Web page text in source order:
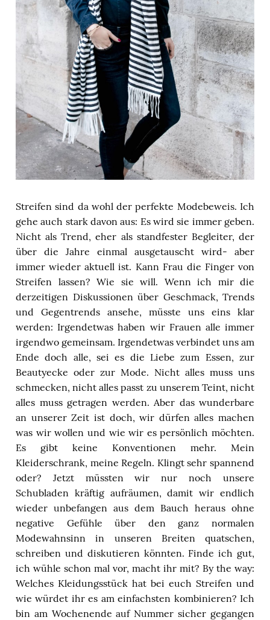
Streifen sind da wohl der perfekte Modebeweis. Ich
gehe auch stark davon aus: Es wird sie immer geben.
Nicht als Trend, eher als standfester Begleiter, der
über die Jahre einmal ausgetauscht wird- aber
immer wieder aktuell ist. Kann Frau die Finger von
Streifen lassen? Wie sie will. Wenn ich mir die
derzeitigen Diskussionen über Geschmack, Trends
und Gegentrends ansehe, müsste uns eins klar
werden: Irgendetwas haben wir Frauen alle immer
irgendwo gemeinsam. Irgendetwas verbindet uns am
Ende doch alle, sei es die Liebe zum Essen, zur
Beautyecke oder zur Mode. Nicht alles muss uns
schmecken, nicht alles passt zu unserem Teint, nicht
alles muss getragen werden. Aber das wunderbare
an unserer Zeit ist doch, wir dürfen alles machen
was wir wollen und wie wir es persönlich möchten.
Es gibt keine Konventionen mehr. Mein
Kleiderschrank, meine Regeln. Klingt sehr spannend
oder? Jetzt müssten wir nur noch unsere
Schubladen kräftig aufräumen, damit wir endlich
wieder unbefangen aus dem Bauch heraus ohne
negative Gefühle über den ganz normalen
Modewahnsinn in unseren Breiten quatschen,
schreiben und diskutieren könnten. Finde ich gut,
ich wühle schon mal vor, macht ihr mit? By the way:
Welches Kleidungsstück hat bei euch Streifen und
wie würdet ihr es am einfachsten kombinieren? Ich
bin am Wochenende auf Nummer sicher gegangen